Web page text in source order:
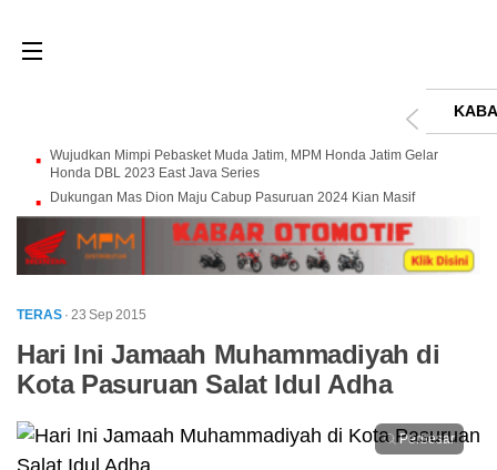
Wujudkan Mimpi Pebasket Muda Jatim, MPM Honda Jatim Gelar
Honda DBL 2023 East Java Series
Dukungan Mas Dion Maju Cabup Pasuruan 2024 Kian Masif
TERAS · 23 Sep 2015
Hari Ini Jamaah Muhammadiyah di
Kota Pasuruan Salat Idul Adha
Perbesar